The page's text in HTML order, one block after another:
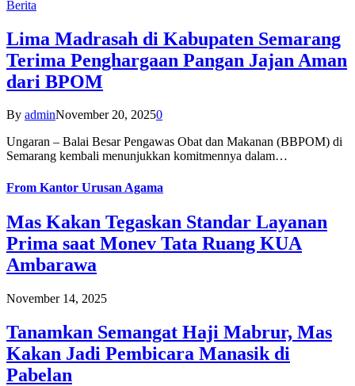
Berita
Lima Madrasah di Kabupaten Semarang
Terima Penghargaan Pangan Jajan Aman
dari BPOM
By adminNovember 20, 20250
Ungaran – Balai Besar Pengawas Obat dan Makanan (BBPOM) di
Semarang kembali menunjukkan komitmennya dalam…
From Kantor Urusan Agama
Mas Kakan Tegaskan Standar Layanan
Prima saat Monev Tata Ruang KUA
Ambarawa
November 14, 2025
Tanamkan Semangat Haji Mabrur, Mas
Kakan Jadi Pembicara Manasik di
Pabelan